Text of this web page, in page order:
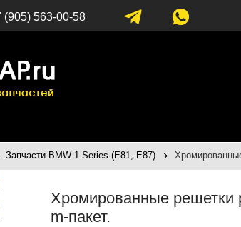
(905) 563-00-58
Запчасти BMW 1 Series-(E81, E87)
Хромированные решетки
m-пакет.